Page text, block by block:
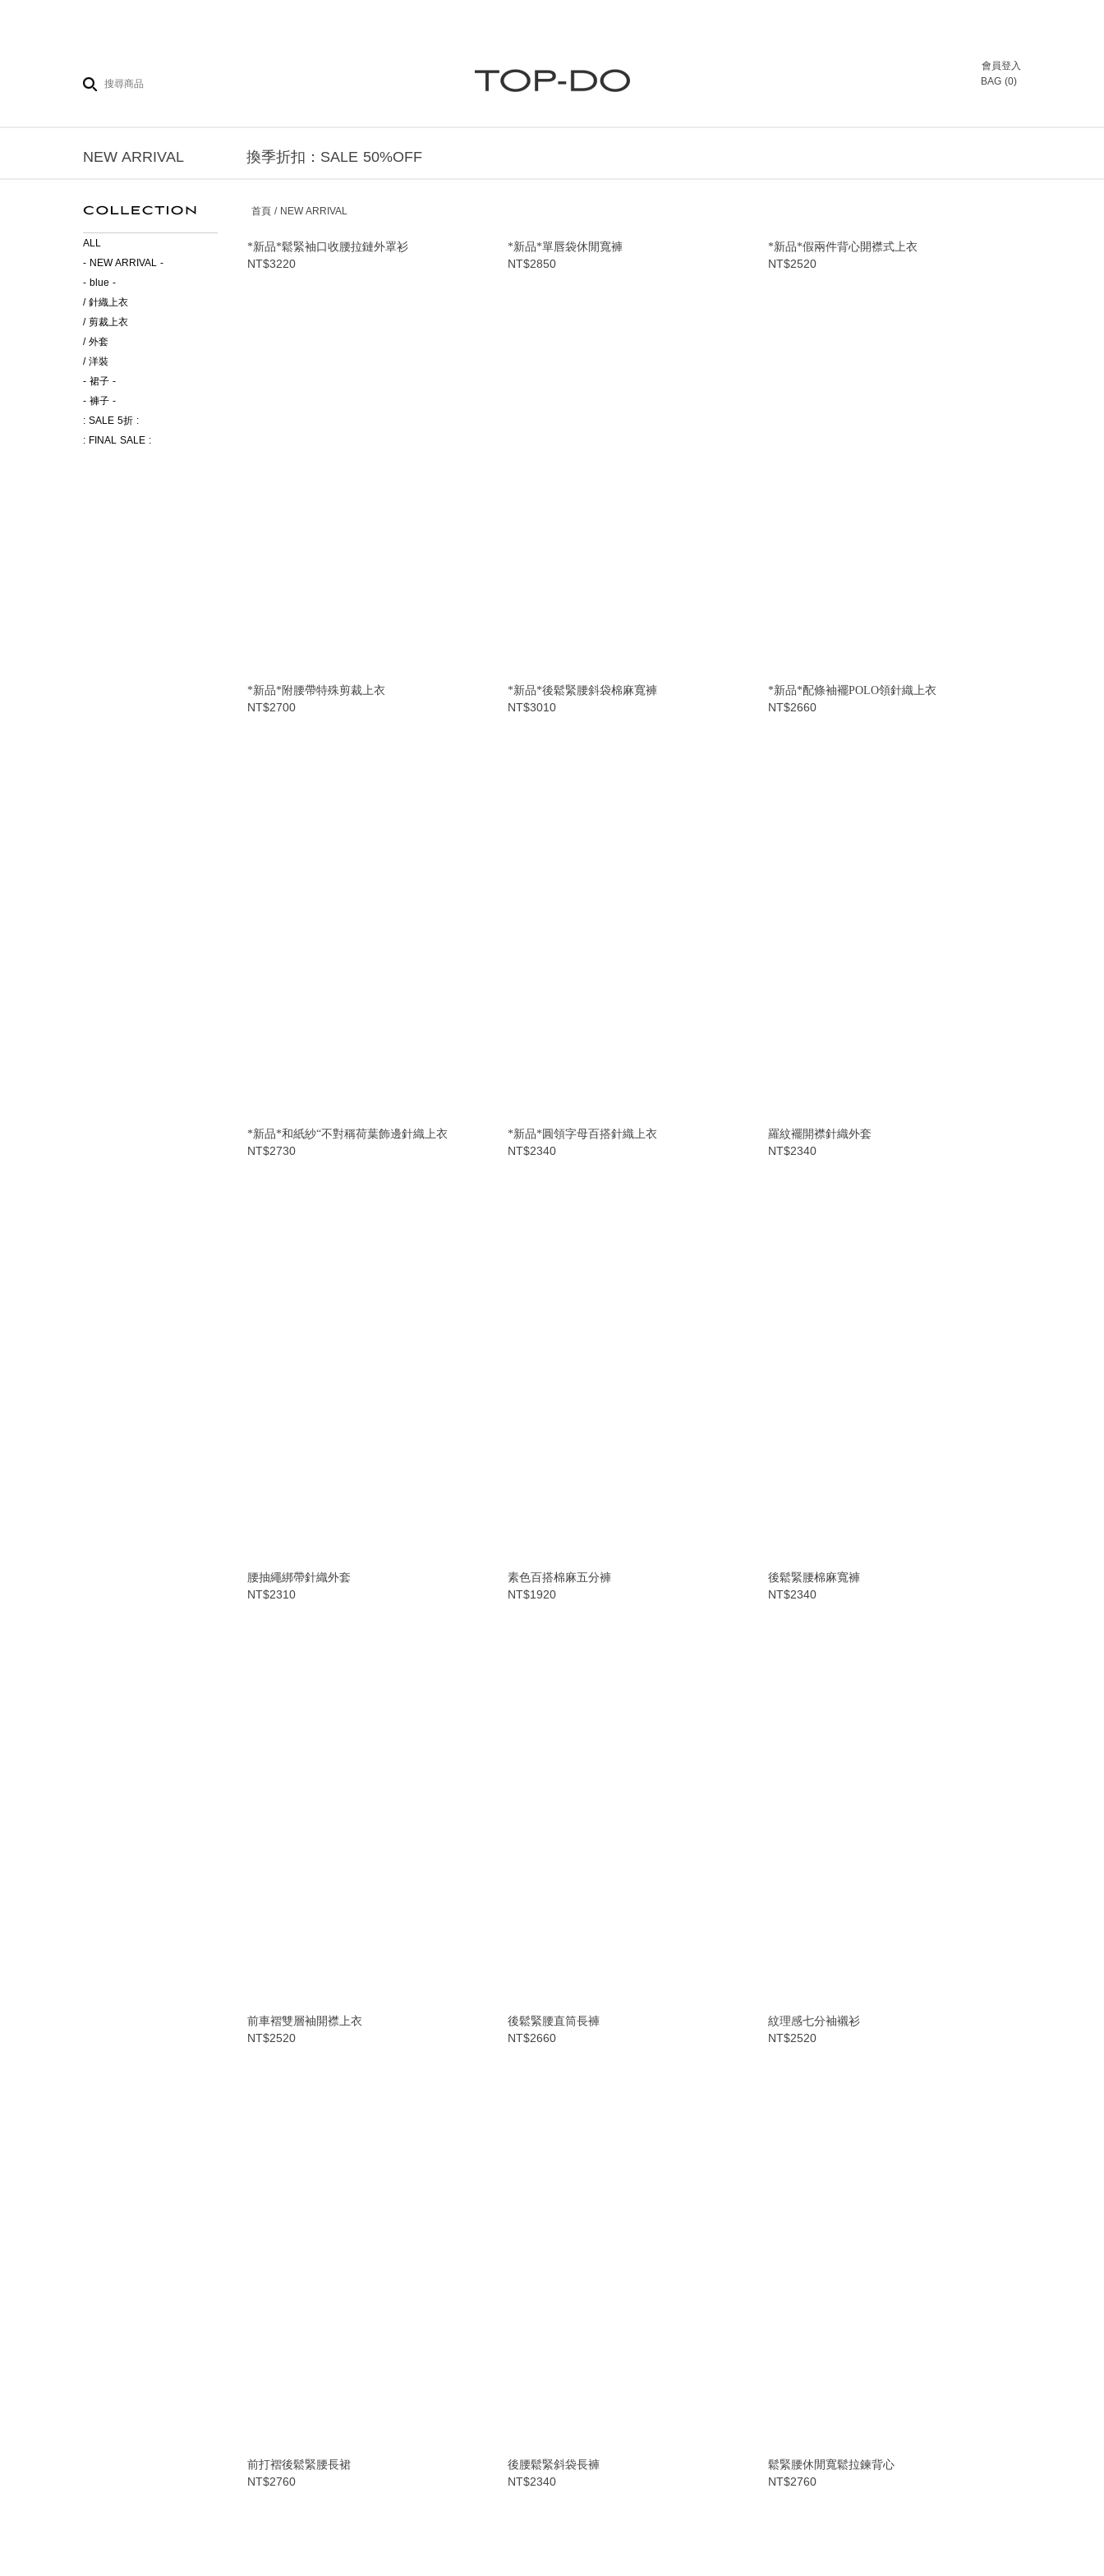
會員登入
BAG (0)
NEW ARRIVAL 換季折扣：SALE 50%OFF
ALL
- NEW ARRIVAL -
- blue -
/ 針織上衣
/ 剪裁上衣
/ 外套
/ 洋裝
- 裙子 -
- 褲子 -
: SALE 5折 :
: FINAL SALE :
首頁 / NEW ARRIVAL
*新品*鬆緊袖口收腰拉鏈外罩衫
NT$3220
*新品*單唇袋休閒寬褲
NT$2850
*新品*假兩件背心開襟式上衣
NT$2520
*新品*附腰帶特殊剪裁上衣
NT$2700
*新品*後鬆緊腰斜袋棉麻寬褲
NT$3010
*新品*配條袖襬POLO領針織上衣
NT$2660
*新品*和紙紗“不對稱荷葉飾邊針織上衣
NT$2730
*新品*圓領字母百搭針織上衣
NT$2340
羅紋襬開襟針織外套
NT$2340
腰抽繩綁帶針織外套
NT$2310
素色百搭棉麻五分褲
NT$1920
後鬆緊腰棉麻寬褲
NT$2340
前車褶雙層袖開襟上衣
NT$2520
後鬆緊腰直筒長褲
NT$2660
紋理感七分袖襯衫
NT$2520
前打褶後鬆緊腰長裙
NT$2760
後腰鬆緊斜袋長褲
NT$2340
鬆緊腰休閒寬鬆拉鍊背心
NT$2760